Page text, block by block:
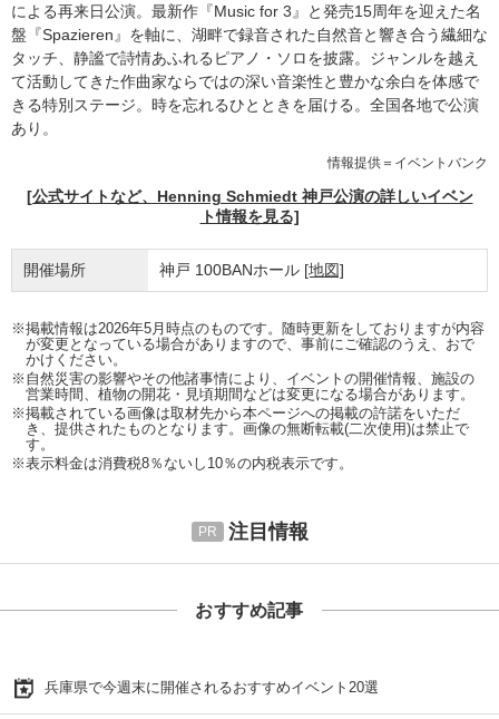
による再来日公演。最新作『Music for 3』と発売15周年を迎えた名
盤『Spazieren』を軸に、湖畔で録音された自然音と響き合う繊細な
タッチ、静謐で詩情あふれるピアノ・ソロを披露。ジャンルを越え
て活動してきた作曲家ならではの深い音楽性と豊かな余白を体感で
きる特別ステージ。時を忘れるひとときを届ける。全国各地で公演
あり。
情報提供＝イベントバンク
[公式サイトなど、Henning Schmiedt 神戸公演の詳しいイベン
ト情報を見る]
開催場所 神戸 100BANホール [地図]
※掲載情報は2026年5月時点のものです。随時更新をしておりますが内容
が変更となっている場合がありますので、事前にご確認のうえ、おで
かけください。
※自然災害の影響やその他諸事情により、イベントの開催情報、施設の
営業時間、植物の開花・見頃期間などは変更になる場合があります。
※掲載されている画像は取材先から本ページへの掲載の許諾をいただ
き、提供されたものとなります。画像の無断転載(二次使用)は禁止で
す。
※表示料金は消費税8％ないし10％の内税表示です。
注目情報
おすすめ記事
兵庫県で今週末に開催されるおすすめイベント20選